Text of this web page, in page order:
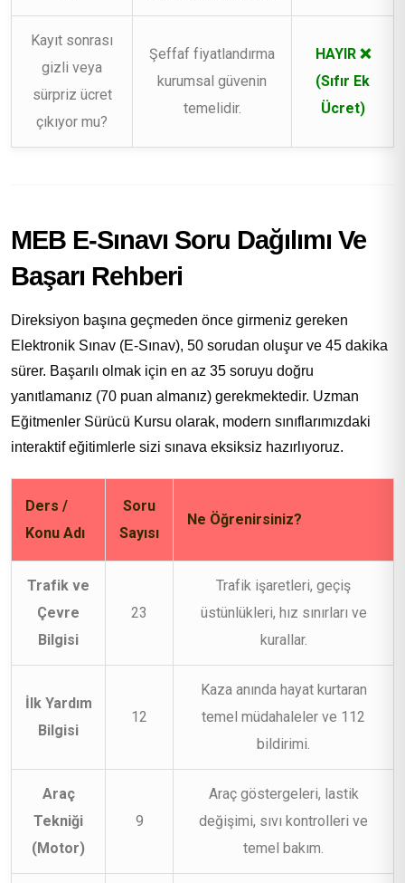
Kayıt sonrası
gizli veya
sürpriz ücret
çıkıyor mu?
Şeffaf fiyatlandırma
kurumsal güvenin
temelidir.
HAYIR ❌
(Sıfır Ek
Ücret)
MEB E-Sınavı Soru Dağılımı Ve
Başarı Rehberi
Direksiyon başına geçmeden önce girmeniz gereken
Elektronik Sınav (E-Sınav), 50 sorudan oluşur ve 45 dakika
sürer. Başarılı olmak için en az 35 soruyu doğru
yanıtlamanız (70 puan almanız) gerekmektedir. Uzman
Eğitmenler Sürücü Kursu olarak, modern sınıflarımızdaki
interaktif eğitimlerle sizi sınava eksiksiz hazırlıyoruz.
Ders /
Konu Adı
Soru
Sayısı
Ne Öğrenirsiniz?
Trafik ve
Çevre
Bilgisi
23
Trafik işaretleri, geçiş
üstünlükleri, hız sınırları ve
kurallar.
İlk Yardım
Bilgisi
12
Kaza anında hayat kurtaran
temel müdahaleler ve 112
bildirimi.
Araç
Tekniği
(Motor)
9
Araç göstergeleri, lastik
değişimi, sıvı kontrolleri ve
temel bakım.